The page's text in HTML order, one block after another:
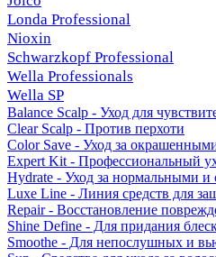
Londa Professional
Nioxin
Schwarzkopf Professional
Wella Professionals
Wella SP
Balance Scalp - Уход для
Clear Scalp - Против перхоти
Color Save - Уход за
Expert Kit - Профессиональный
Hydrate - Уход за нормальными и
Luxe Line - Линия средств для
Repair - Восстановление
Shine Define - Для придания
Smoothe - Для непослушных и